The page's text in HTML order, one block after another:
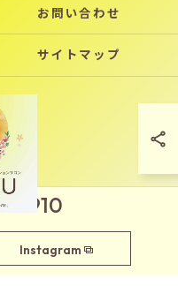
2910
Instagram
お問い合わせ
サイトマップ